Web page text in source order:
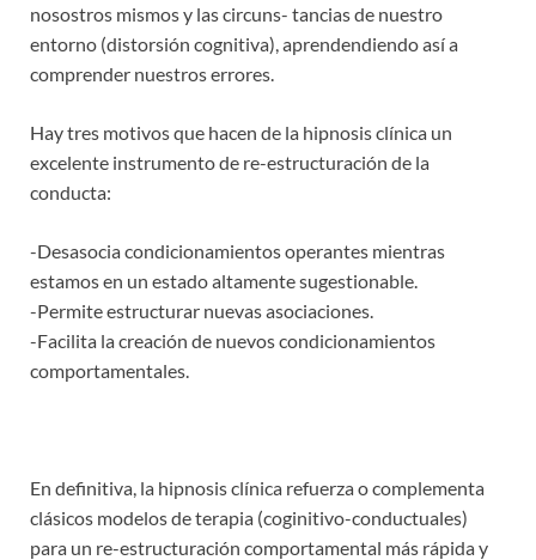
nosostros mismos y las circuns- tancias de nuestro
entorno (distorsión cognitiva), aprendendiendo así a
comprender nuestros errores.
Hay tres motivos que hacen de la hipnosis clínica un
excelente instrumento de re-estructuración de la
conducta:
-Desasocia condicionamientos operantes mientras
estamos en un estado altamente sugestionable.
-Permite estructurar nuevas asociaciones.
-Facilita la creación de nuevos condicionamientos
comportamentales.
En definitiva, la hipnosis clínica refuerza o complementa
clásicos modelos de terapia (coginitivo-conductuales)
para un re-estructuración comportamental más rápida y